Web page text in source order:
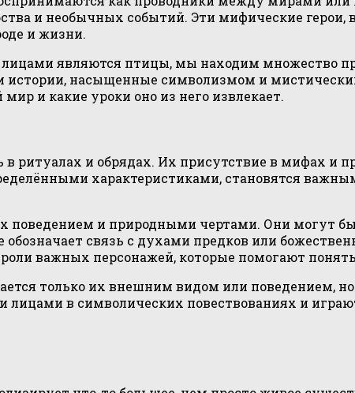
и необычных событий. Эти мифические герои,
и жизни.
являются птицы, мы находим множество
насыщенные символизмом и
и какие уроки оно из него извлекает.
ритуалах и обрядах. Их присутствие в мифах и
характеристиками, становятся
поведением и природными чертами. Они могут
связь с духами предков или
важных персонажей, которые помогают
только их внешним видом или поведением,
в символических повествованиях и